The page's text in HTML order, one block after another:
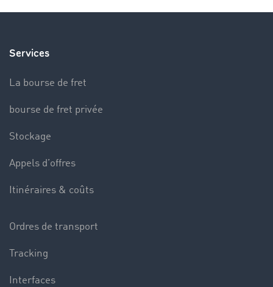
Services
La bourse de fret
bourse de fret privée
Stockage
Appels d’offres
Itinéraires & coûts
Ordres de transport
Tracking
Interfaces